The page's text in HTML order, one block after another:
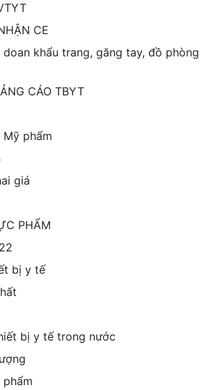
CE
doan khẩu trang, găng tay, đồ phòng
CÁO TBYT
phẩm
giá
PHẨM
bị y tế
bị y tế trong nước
phẩm